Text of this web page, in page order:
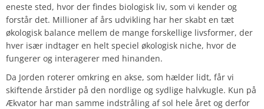
eneste sted, hvor der findes biologisk liv, som vi kender og
forstår det. Millioner af års udvikling har her skabt en tæt
økologisk balance mellem de mange forskellige livsformer, der
hver især indtager en helt speciel økologisk niche, hvor de
fungerer og interagerer med hinanden.
Da Jorden roterer omkring en akse, som hælder lidt, får vi
skiftende årstider på den nordlige og sydlige halvkugle. Kun på
Ækvator har man samme indstråling af sol hele året og derfor